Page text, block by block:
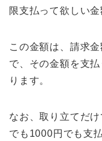
限支払って欲しい
この金額は、請求
で、その金額を支
ります。
なお、取り立てだ
でも1000円でも支